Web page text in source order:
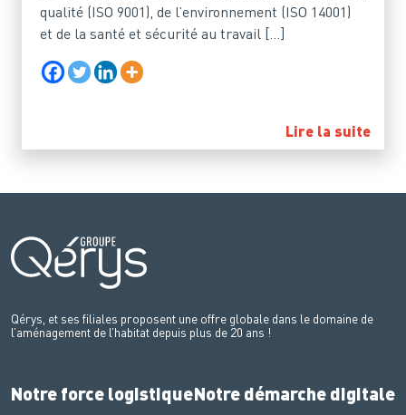
qualité (ISO 9001), de l’environnement (ISO 14001)
et de la santé et sécurité au travail […]
Lire la suite
Qérys, et ses filiales proposent une offre globale dans le domaine de
l’aménagement de l’habitat depuis plus de 20 ans !
Notre force logistiqueNotre démarche digitale